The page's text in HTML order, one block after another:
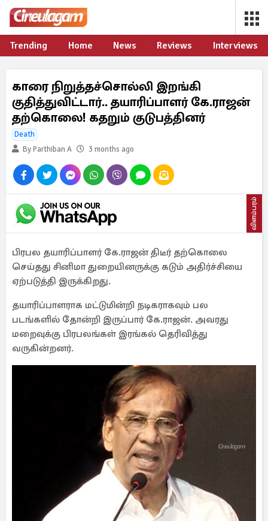
Trending Home News Reviews Interviews
காரை நிறுத்தச்சொல்லி இறங்கி
குதித்துவிட்டார்.. தயாரிப்பாளர் கே.ராஜன்
தற்கொலை! கதறும் குடுபத்தினர்
Death
By Parthiban A
3 months ago
விளம்பரம்
பிரபல தயாரிப்பாளர் கே.ராஜன் திடீர் தற்கொலை
செய்தது சினிமா துறையினருக்கு கடும் அதிர்ச்சியை
ஏற்படுத்தி இருக்கிறது.
தயாரிப்பாளராக மட்டுமின்றி நடிகராகவும் பல
படங்களில் தோன்றி இருப்பார் கே.ராஜன். அவரது
மறைவுக்கு பிரபலங்கள் இரங்கல் தெரிவித்து
வருகின்றனர்.